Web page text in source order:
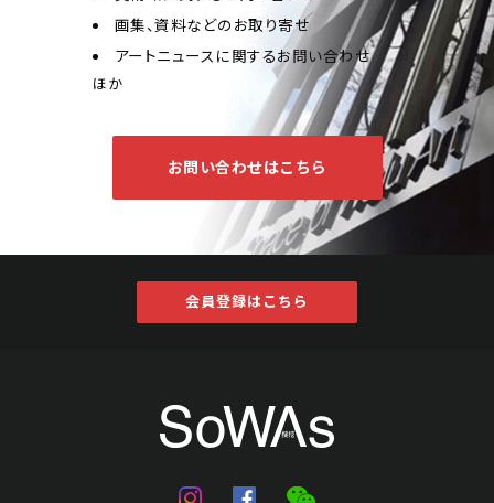
画集、資料などのお取り寄せ
アートニュースに関するお問い合わせ
ほか
お問い合わせはこちら
会員登録はこちら